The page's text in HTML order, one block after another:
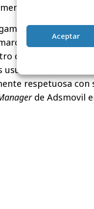
Aceptar
percibido por
es ya una
que nos
de este canal.
usuarios es
respetuosa con
de Adsmovil